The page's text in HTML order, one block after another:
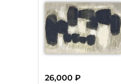
26,000₽